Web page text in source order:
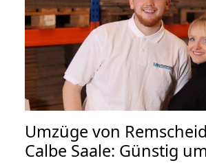
Umzüge von
Calbe Saale: Günstig